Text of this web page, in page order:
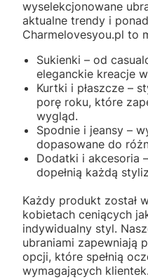
wyselekcjonowane
aktualne trendy i
Charmelovesyou.pl to
Sukienki – od
eleganckie kreacje
Kurtki i płaszcze –
porę roku, które
wygląd.
Spodnie i jeansy –
dopasowane do
Dodatki i akcesoria
dopełnią każdą
Każdy produkt został
kobietach ceniących
indywidualny styl.
ubraniami zapewniają
opcji, które spełnią
wymagających klientek.